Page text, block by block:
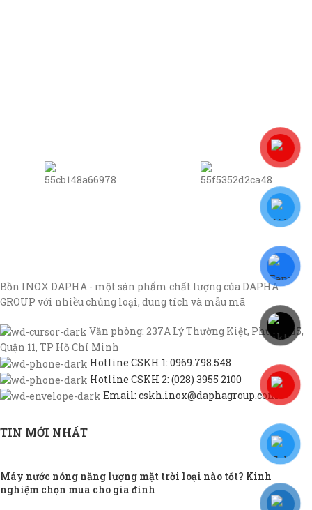
Bồn INOX DAPHA - một sản phẩm chất lượng của DAPHA
GROUP với nhiều chủng loại, dung tích và mẫu mã
Văn phòng: 237A Lý Thường Kiệt, Phường 15,
Quận 11, TP Hồ Chí Minh
Hotline CSKH 1: 0969.798.548
Hotline CSKH 2: (028) 3955 2100
Email: cskh.inox@daphagroup.com
TIN MỚI NHẤT
Máy nước nóng năng lượng mặt trời loại nào tốt? Kinh
nghiệm chọn mua cho gia đình